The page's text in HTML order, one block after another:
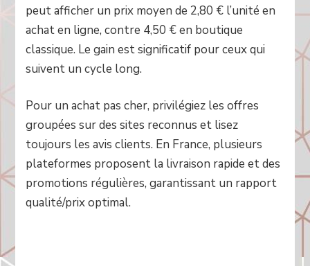
peut afficher un prix moyen de 2,80 € l’unité en
achat en ligne, contre 4,50 € en boutique
classique. Le gain est significatif pour ceux qui
suivent un cycle long.
Pour un achat pas cher, privilégiez les offres
groupées sur des sites reconnus et lisez
toujours les avis clients. En France, plusieurs
plateformes proposent la livraison rapide et des
promotions régulières, garantissant un rapport
qualité/prix optimal.